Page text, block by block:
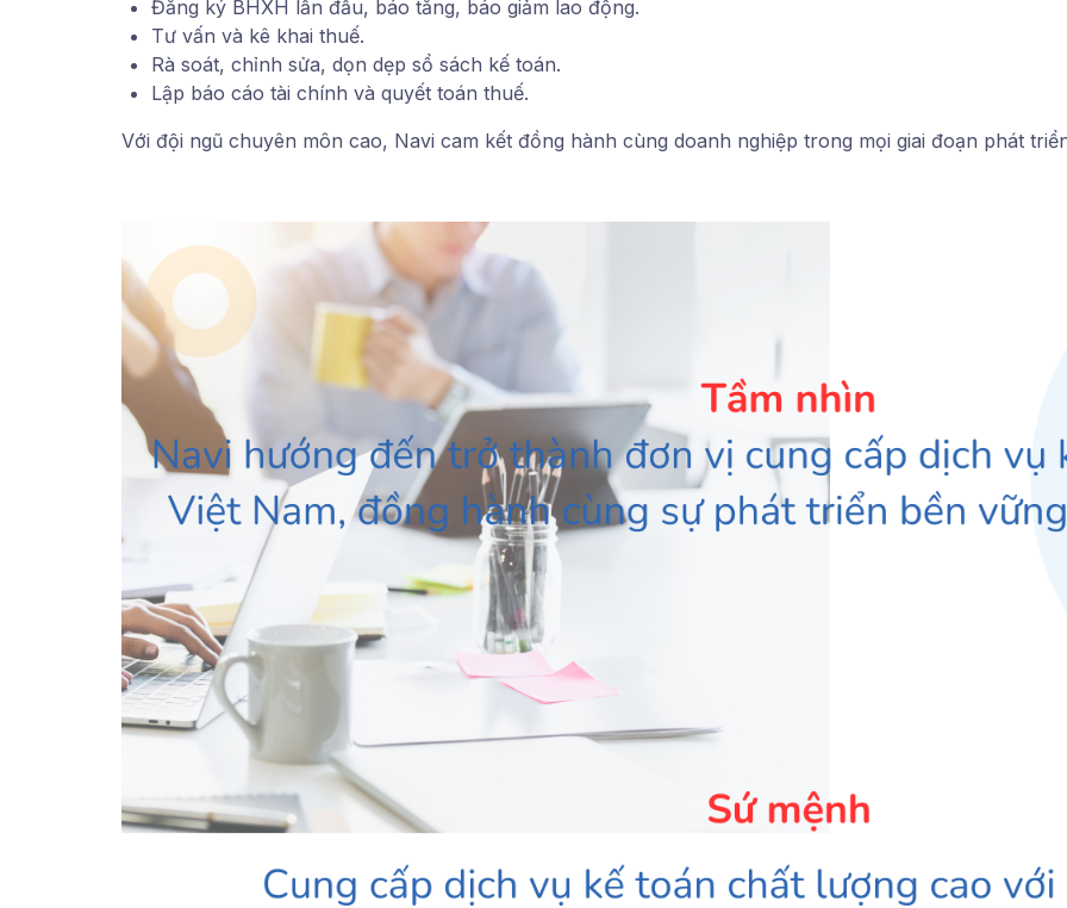
Đăng ký BHXH lần đầu, báo tăng, báo giảm lao động.
Tư vấn và kê khai thuế.
Rà soát, chỉnh sửa, dọn dẹp sổ sách kế toán.
Lập báo cáo tài chính và quyết toán thuế.
Với đội ngũ chuyên môn cao, Navi cam kết đồng hành cùng doanh nghiệp trong mọi giai đoạn phát